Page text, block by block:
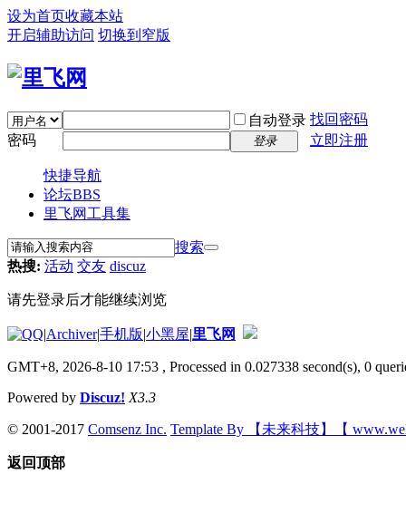
设为首页收藏本站
开启辅助访问 切换到窄版
自动登录 找回密码
密码
登录 立即注册
快捷导航
论坛BBS
里飞网工具集
搜索
热搜: 活动 交友 discuz
请先登录后才能继续浏览
|Archiver|手机版|小黑屋|里飞网
GMT+8, 2026-8-10 17:53 , Processed in 0.027338 second(s), 0
Powered by Discuz! X3.3
© 2001-2017 Comsenz Inc. Template By 【未来科技】【
返回顶部